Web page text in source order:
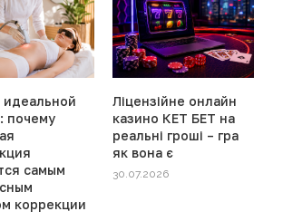
идеальной
почему
самым
коррекции
Ліцензійне онлайн
казино КЕТ БЕТ на
реальні гроші – гра
як вона є
30.07.2026